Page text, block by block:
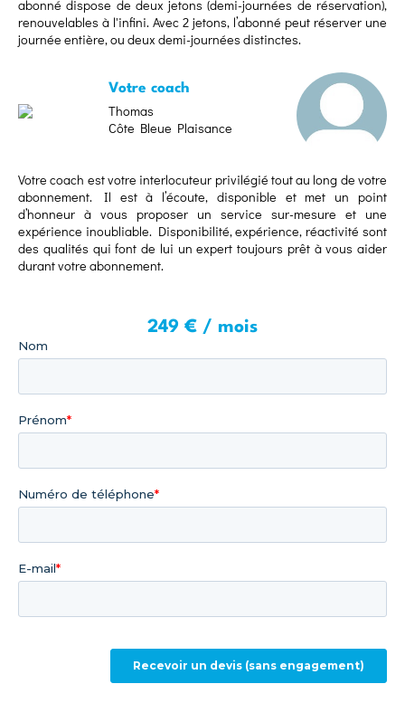
abonné dispose de deux jetons (demi-journées de réservation),
renouvelables à l'infini. Avec 2 jetons, l’abonné peut réserver une
journée entière, ou deux demi-journées distinctes.
Votre coach
Thomas
Côte Bleue Plaisance
Votre coach est votre interlocuteur privilégié tout au long de votre
abonnement. Il est à l’écoute, disponible et met un point
d’honneur à vous proposer un service sur-mesure et une
expérience inoubliable. Disponibilité, expérience, réactivité sont
des qualités qui font de lui un expert toujours prêt à vous aider
durant votre abonnement.
249 € / mois